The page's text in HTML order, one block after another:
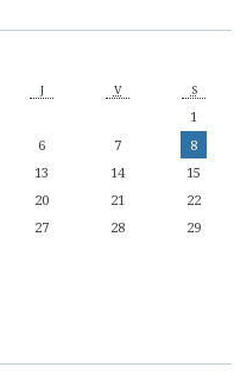
J V S
1
6 7
8
13 14
15
20 21
22
27 28
29